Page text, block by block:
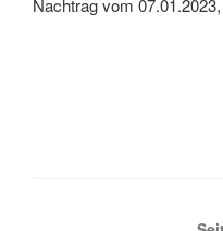
Nachtrag vom